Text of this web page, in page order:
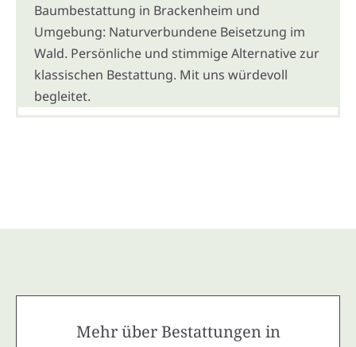
Baumbestattung in Brackenheim und
Umgebung: Naturverbundene Beisetzung im
Wald. Persönliche und stimmige Alternative zur
klassischen Bestattung. Mit uns würdevoll
begleitet.
Mehr über Bestattungen in